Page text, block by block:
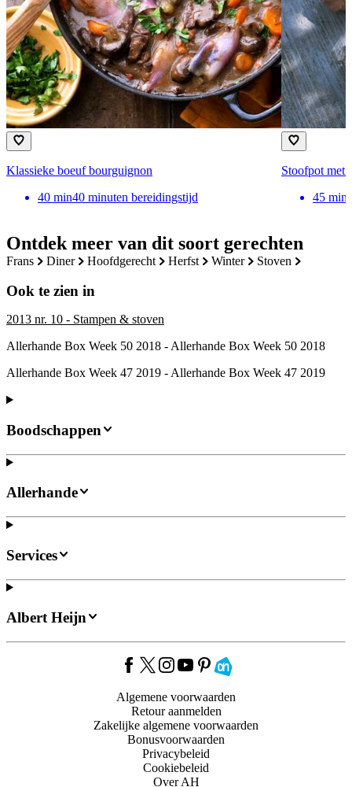
Ontdek meer van dit soort gerechten
frans diner hoofdgerecht herfst winter stoven
Ook te zien in
2013 nr. 10 - Stampen & stoven
Allerhande Box Week 50 2018 - Allerhande Box Week 50 2018
Allerhande Box Week 47 2019 - Allerhande Box Week 47 2019
Klassieke boeuf bourguignon
40 min40 minuten bereidingstijd
Stoofpot met
45 min
Boodschappen
Allerhande
Services
Albert Heijn
Algemene voorwaarden
Retour aanmelden
Zakelijke algemene voorwaarden
Bonusvoorwaarden
Privacybeleid
Cookiebeleid
Over AH